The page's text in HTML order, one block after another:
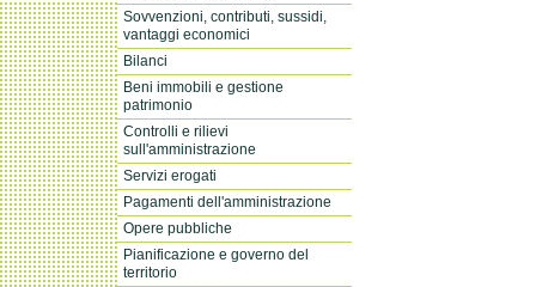
Sovvenzioni, contributi, sussidi,
vantaggi economici
Bilanci
Beni immobili e gestione
patrimonio
Controlli e rilievi
sull'amministrazione
Servizi erogati
Pagamenti dell'amministrazione
Opere pubbliche
Pianificazione e governo del
territorio